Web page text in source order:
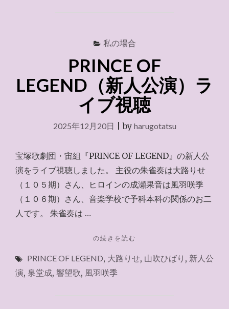
チ
ト）
～
2026.1.5"
私の場合
PRINCE OF
LEGEND（新人公演）ラ
イブ視聴
2025年12月20日 |by harugotatsu
宝塚歌劇団・宙組『PRINCE OF LEGEND』の新人公
演をライブ視聴しました。 主役の朱雀奏は大路りせ
（１０５期）さん、ヒロインの成瀬果音は風羽咲季
（１０６期）さん、音楽学校で予科本科の関係のお二
人です。 朱雀奏は …
"PRINCE
LEGEND（新
人
の続きを読む
PRINCE OF LEGEND, 大路りせ, 山吹ひばり , 新人公
演, 泉堂成, 響望歌, 風羽咲季